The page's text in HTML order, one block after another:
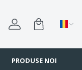
PRODUSE NOI